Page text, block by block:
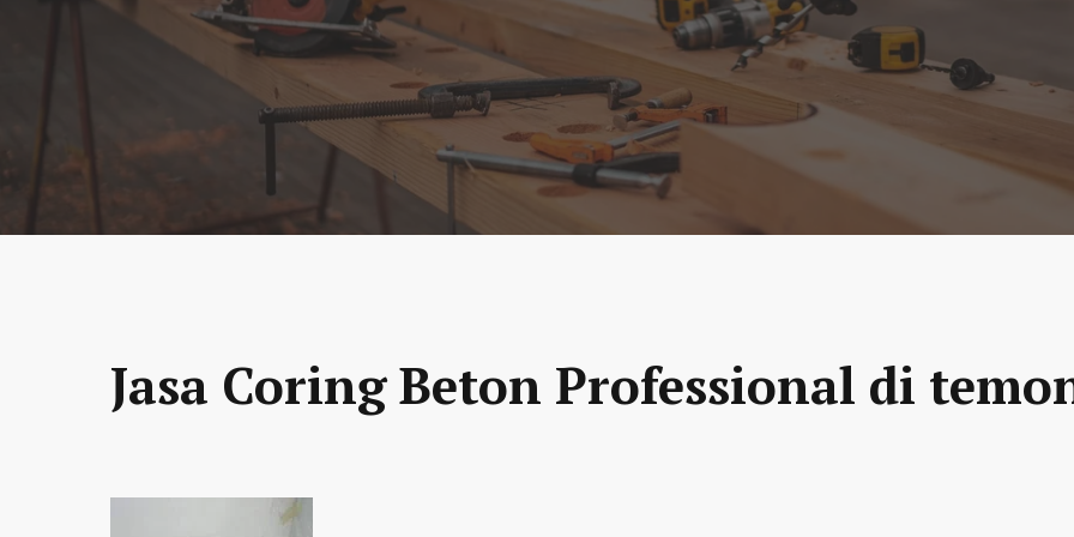
Jasa Coring Beton Professional di